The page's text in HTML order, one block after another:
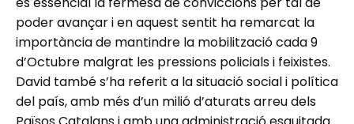
poder avançar i en aquest sentit ha remarcat la
importància de mantindre la mobilització cada 9
d’Octubre malgrat les pressions policials i feixistes.
David també s’ha referit a la situació social i política
del país, amb més d’un milió d’aturats arreu dels